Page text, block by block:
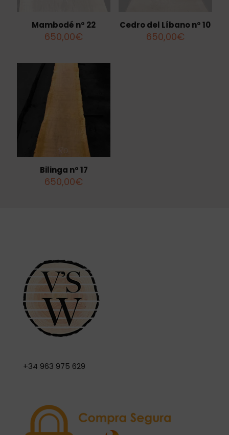
Mambodé nº 22
650,00€
Cedro del Líbano nº 10
650,00€
Bilinga nº 17
650,00€
+34 963 975 629